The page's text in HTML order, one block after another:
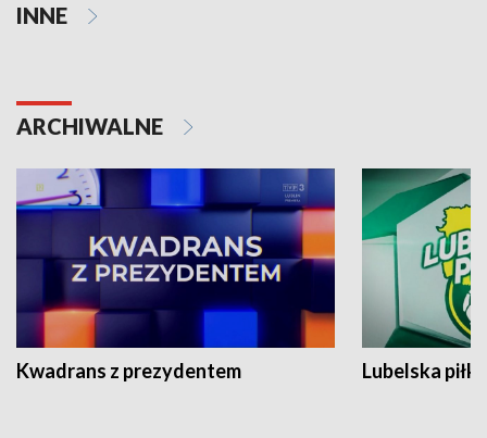
INNE
ARCHIWALNE
Kwadrans z prezydentem Lubelska piłka